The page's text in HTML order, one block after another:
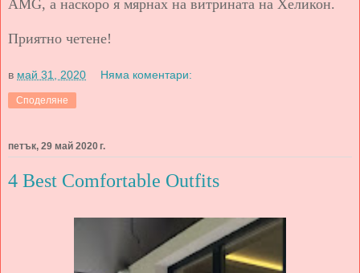
AMG, а наскоро я мярнах на витрината на Хеликон.
Приятно четене!
в май 31, 2020 Няма коментари:
Споделяне
петък, 29 май 2020 г.
4 Best Comfortable Outfits